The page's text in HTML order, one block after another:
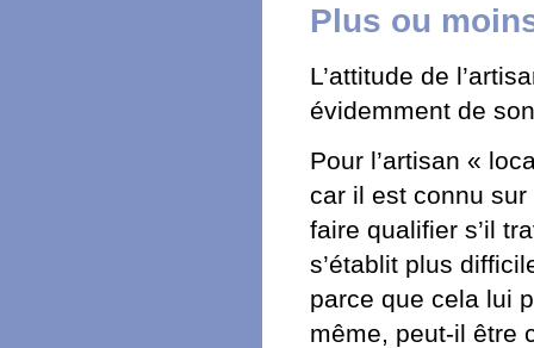
Plus ou
L’attitude de
évidemment de
Pour l’artisan «
car il est connu
faire qualifier s’il
s’établit plus
parce que cela lui
même, peut-il être